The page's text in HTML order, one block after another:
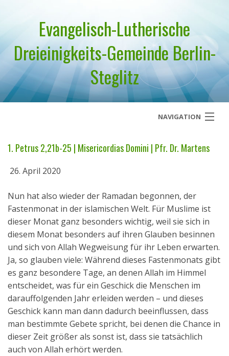
Evangelisch-Lutherische
Dreieinigkeits-Gemeinde Berlin-
Steglitz
NAVIGATION
Über uns
Geistliches Wort
Termine
Aktuelles
Kontakt
English
1. Petrus 2,21b-25 | Misericordias Domini | Pfr. Dr. Martens
26. April 2020
Nun hat also wieder der Ramadan begonnen, der
Fastenmonat in der islamischen Welt. Für Muslime ist
dieser Monat ganz besonders wichtig, weil sie sich in
diesem Monat besonders auf ihren Glauben besinnen
und sich von Allah Wegweisung für ihr Leben erwarten.
Ja, so glauben viele: Während dieses Fastenmonats gibt
es ganz besondere Tage, an denen Allah im Himmel
entscheidet, was für ein Geschick die Menschen im
darauffolgenden Jahr erleiden werden – und dieses
Geschick kann man dann dadurch beeinflussen, dass
man bestimmte Gebete spricht, bei denen die Chance in
dieser Zeit größer als sonst ist, dass sie tatsächlich
auch von Allah erhört werden.